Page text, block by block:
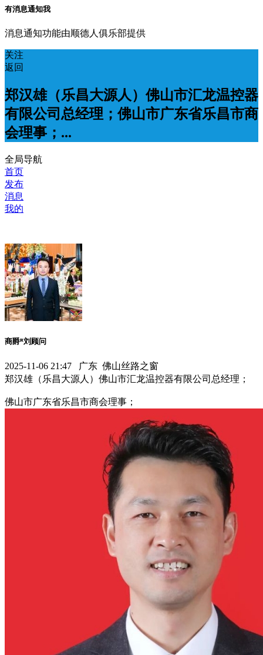
有消息通知我
消息通知功能由顺德人俱乐部提供
关注
返回
郑汉雄（乐昌大源人）佛山市汇龙温控器
有限公司总经理；佛山市广东省乐昌市商
会理事；...
全局导航
首页
发布
消息
我的
商爵ᴿ刘顾问
2025-11-06 21:47 广东 佛山丝路之窗
郑汉雄（乐昌大源人）佛山市汇龙温控器有限公司总经理；
佛山市广东省乐昌市商会理事；